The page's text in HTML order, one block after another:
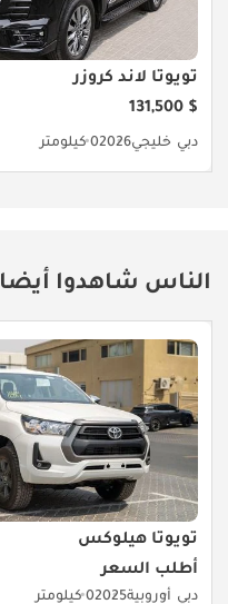
تويوتا لاند كروزر
$ 131,500
دبي خليجي20260 كيلومتر
الناس شاهدوا أيضا
تويوتا هيلوكس
أطلب السعر
دبي أوروبية20250 كيلومتر